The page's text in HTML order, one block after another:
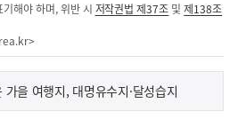
해야 하며, 위반 시 저작권법 제37조 및제138조
>
을 여행지, 대명유수지·달성습지